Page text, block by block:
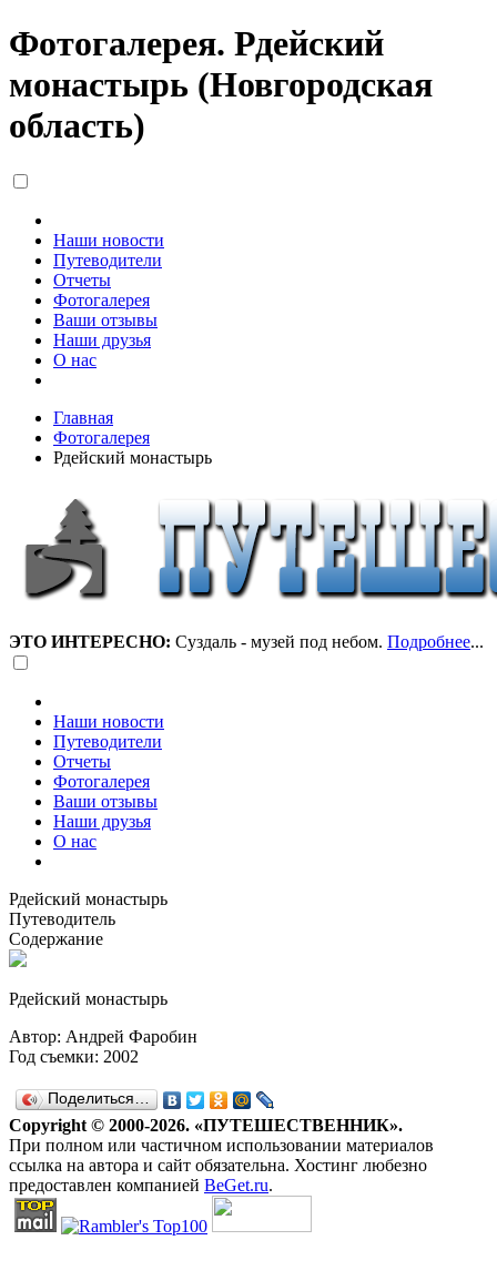
Фотогалерея. Рдейский
монастырь (Новгородская
область)
Наши новости
Путеводители
Отчеты
Фотогалерея
Ваши отзывы
Наши друзья
О нас
Главная
Фотогалерея
Рдейский монастырь
ЭТО ИНТЕРЕСНО: Суздаль - музей под небом. Подробнее...
Наши новости
Путеводители
Отчеты
Фотогалерея
Ваши отзывы
Наши друзья
О нас
Рдейский монастырь
Путеводитель
Содержание
Рдейский монастырь
Автор: Андрей Фаробин
Год съемки: 2002
Поделиться…
Copyright © 2000-2026. «ПУТЕШЕСТВЕННИК».
При полном или частичном использовании материалов
ссылка на автора и сайт обязательна. Хостинг любезно
предоставлен компанией BeGet.ru.